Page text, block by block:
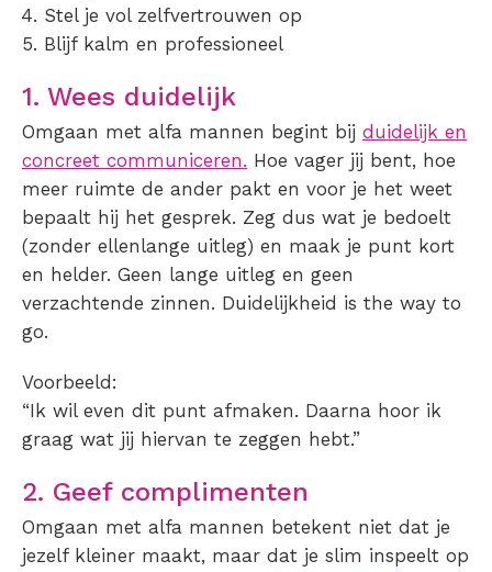
Stel je vol zelfvertrouwen op
Blijf kalm en professioneel
1. Wees duidelijk
Omgaan met alfa mannen begint bij duidelijk en
concreet communiceren. Hoe vager jij bent, hoe
meer ruimte de ander pakt en voor je het weet
bepaalt hij het gesprek. Zeg dus wat je bedoelt
(zonder ellenlange uitleg) en maak je punt kort
en helder. Geen lange uitleg en geen
verzachtende zinnen. Duidelijkheid is the way to
go.
Voorbeeld:
“Ik wil even dit punt afmaken. Daarna hoor ik
graag wat jij hiervan te zeggen hebt.”
2. Geef complimenten
Omgaan met alfa mannen betekent niet dat je
jezelf kleiner maakt, maar dat je slim inspeelt op